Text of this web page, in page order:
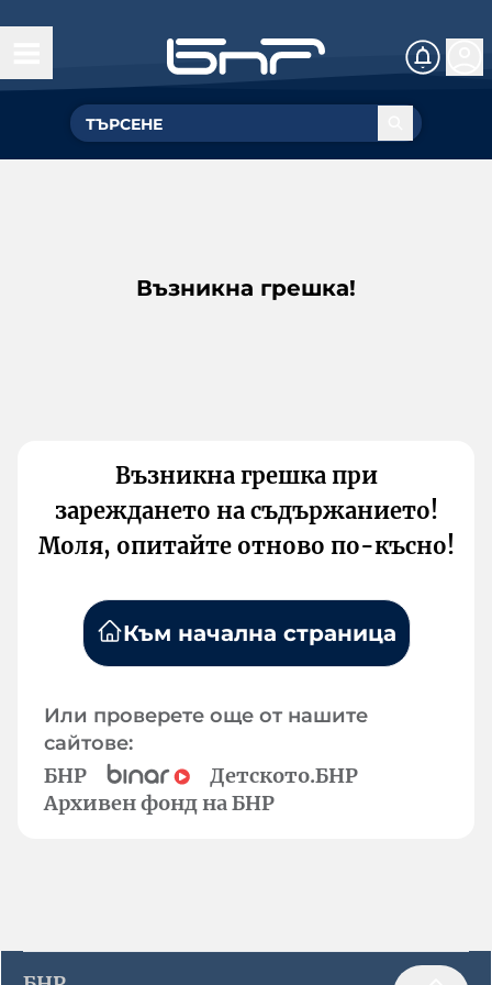
Възникна грешка!
Възникна грешка при
зареждането на съдържанието!
Моля, опитайте отново по-късно!
Към начална страница
Или проверете още от нашите
сайтове:
БНР
Детското.БНР
Архивен фонд на БНР